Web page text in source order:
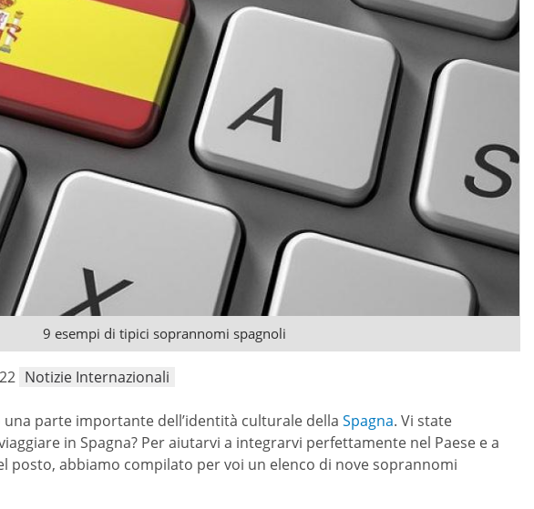
9 esempi di tipici soprannomi spagnoli
Notizie Internazionali
parte importante dell’identità culturale della Spagna. Vi state
in Spagna? Per aiutarvi a integrarvi perfettamente nel Paese e a
posto, abbiamo compilato per voi un elenco di nove soprannomi